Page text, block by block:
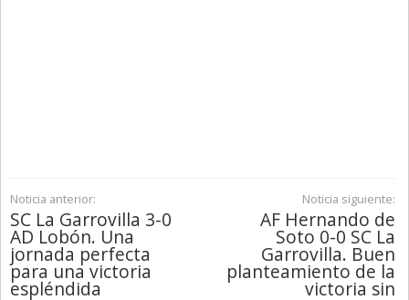
Noticia anterior:
SC La Garrovilla 3-0
AD Lobón. Una
jornada perfecta
para una victoria
espléndida
Noticia siguiente:
AF Hernando de
Soto 0-0 SC La
Garrovilla. Buen
planteamiento de la
victoria sin